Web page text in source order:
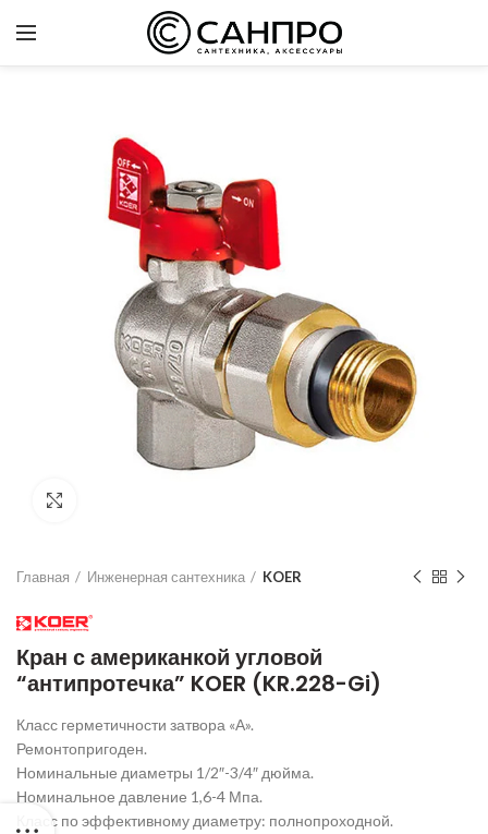
Главная Инженерная сантехника KOER
Кран с американкой угловой
“антипротечка” KOER (KR.228-Gi)
Класс герметичности затвора «А».
Ремонтопригоден.
Номинальные диаметры 1/2″-3/4″ дюйма.
Номинальное давление 1,6-4 Мпа.
Класс по эффективному диаметру: полнопроходной.